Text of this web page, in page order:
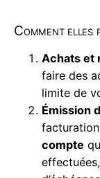
Comment
Achats et
faire des
limite de
Émission
compte